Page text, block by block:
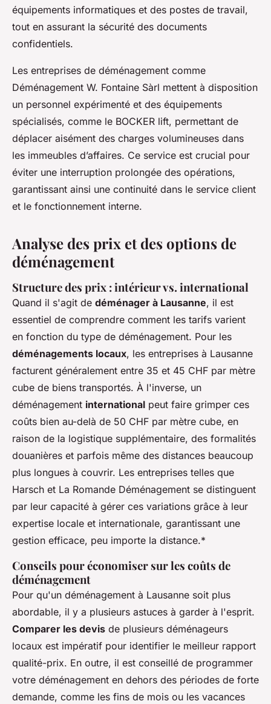
équipements informatiques et des postes de travail,
tout en assurant la sécurité des documents
confidentiels.
Les entreprises de déménagement comme
Déménagement W. Fontaine Sàrl mettent à disposition
un personnel expérimenté et des équipements
spécialisés, comme le BOCKER lift, permettant de
déplacer aisément des charges volumineuses dans
les immeubles d’affaires. Ce service est crucial pour
éviter une interruption prolongée des opérations,
garantissant ainsi une continuité dans le service client
et le fonctionnement interne.
Analyse des prix et des options de
déménagement
Structure des prix : intérieur vs. international
Quand il s'agit de déménager à Lausanne, il est
essentiel de comprendre comment les tarifs varient
en fonction du type de déménagement. Pour les
déménagements locaux, les entreprises à Lausanne
facturent généralement entre 35 et 45 CHF par mètre
cube de biens transportés. À l'inverse, un
déménagement international peut faire grimper ces
coûts bien au-delà de 50 CHF par mètre cube, en
raison de la logistique supplémentaire, des formalités
douanières et parfois même des distances beaucoup
plus longues à couvrir. Les entreprises telles que
Harsch et La Romande Déménagement se distinguent
par leur capacité à gérer ces variations grâce à leur
expertise locale et internationale, garantissant une
gestion efficace, peu importe la distance.*
Conseils pour économiser sur les coûts de
déménagement
Pour qu'un déménagement à Lausanne soit plus
abordable, il y a plusieurs astuces à garder à l'esprit.
Comparer les devis de plusieurs déménageurs
locaux est impératif pour identifier le meilleur rapport
qualité-prix. En outre, il est conseillé de programmer
votre déménagement en dehors des périodes de forte
demande, comme les fins de mois ou les vacances